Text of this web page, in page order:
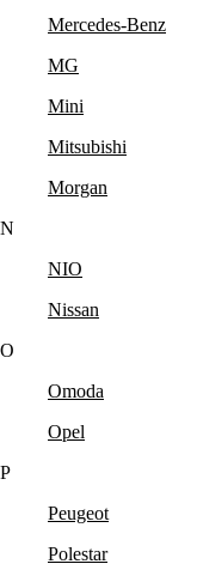
Mercedes-Benz
MG
Mini
Mitsubishi
Morgan
N
NIO
Nissan
O
Omoda
Opel
P
Peugeot
Polestar